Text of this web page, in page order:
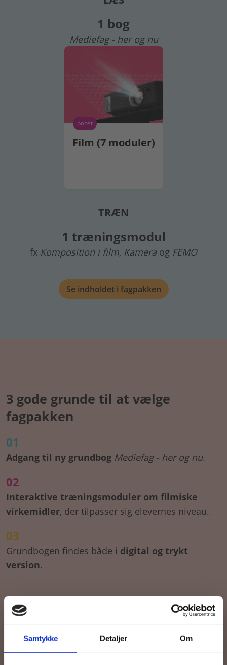
Samtykke Detaljer Om
1 bog
Mediefag - her og nu
boost
Film (7 moduler)
TRÆN
1 træningsmodul
fx Komposition i film, Kamera og FEMO
Se indholdet i fagpakken
3 gode grunde til at vælge
fagpakken
01
Adgang til ny grundbog Mediefag - her og nu.
02
Interaktive træningsmoduler om filmiske
virkemidler, der tilpasser sig elevernes niveau.
03
Grundbogen findes både i digital og trykt
version.